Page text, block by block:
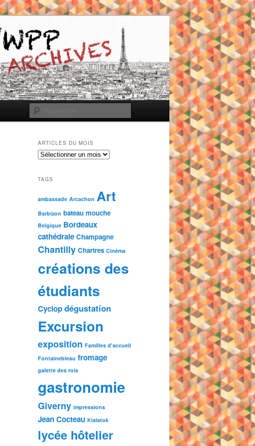
ARTICLES DU MOIS
Articles
TAGS
ambassade Arcachon Art
Barbizon bateau mouche
Belgique Bordeaux
cathédrale Champagne
Chantilly Chartres Cinéma
créations des
étudiants
Cyclopdégustation
Excursion
exposition Familles d'accueil
Fontainebleau fromage
galette des rois
gastronomie
Giverny impressions
Jean Cocteau Kialatok
lycée hôtelier